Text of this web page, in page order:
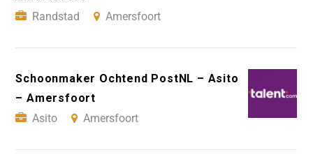
Randstad
Amersfoort
Schoonmaker Ochtend PostNL – Asito
– Amersfoort
Asito
Amersfoort